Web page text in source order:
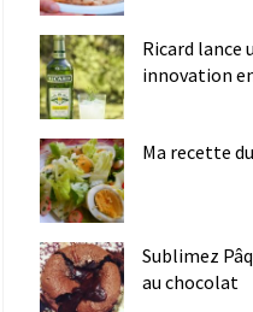
Ricard lance
innovation
Ma recette
Sublimez
au chocolat